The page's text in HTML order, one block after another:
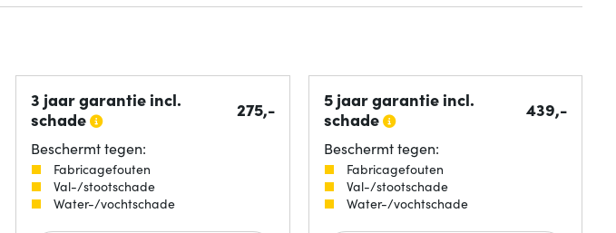
3 jaar garantie incl.
schade
275,-
Beschermt tegen:
Fabricagefouten
Val-/stootschade
Water-/vochtschade
5 jaar garantie incl.
schade
439,-
Beschermt tegen:
Fabricagefouten
Val-/stootschade
Water-/vochtschade